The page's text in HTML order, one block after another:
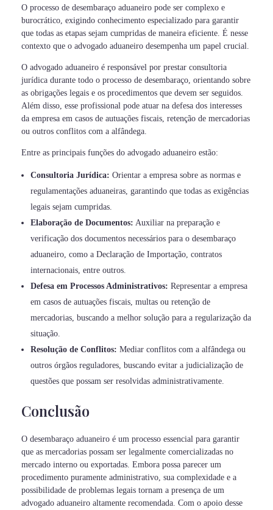
O processo de desembaraço aduaneiro pode ser complexo e
burocrático, exigindo conhecimento especializado para garantir
que todas as etapas sejam cumpridas de maneira eficiente. É nesse
contexto que o advogado aduaneiro desempenha um papel crucial.
O advogado aduaneiro é responsável por prestar consultoria
jurídica durante todo o processo de desembaraço, orientando sobre
as obrigações legais e os procedimentos que devem ser seguidos.
Além disso, esse profissional pode atuar na defesa dos interesses
da empresa em casos de autuações fiscais, retenção de mercadorias
ou outros conflitos com a alfândega.
Entre as principais funções do advogado aduaneiro estão:
Consultoria Jurídica: Orientar a empresa sobre as normas e
regulamentações aduaneiras, garantindo que todas as exigências
legais sejam cumpridas.
Elaboração de Documentos: Auxiliar na preparação e
verificação dos documentos necessários para o desembaraço
aduaneiro, como a Declaração de Importação, contratos
internacionais, entre outros.
Defesa em Processos Administrativos: Representar a empresa
em casos de autuações fiscais, multas ou retenção de
mercadorias, buscando a melhor solução para a regularização da
situação.
Resolução de Conflitos: Mediar conflitos com a alfândega ou
outros órgãos reguladores, buscando evitar a judicialização de
questões que possam ser resolvidas administrativamente.
Conclusão
O desembaraço aduaneiro é um processo essencial para garantir
que as mercadorias possam ser legalmente comercializadas no
mercado interno ou exportadas. Embora possa parecer um
procedimento puramente administrativo, sua complexidade e a
possibilidade de problemas legais tornam a presença de um
advogado aduaneiro altamente recomendada. Com o apoio desse